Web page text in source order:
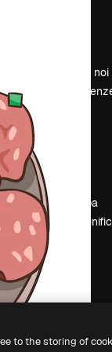
Lavora con noi
Cerca
Eventi
Vendi i tuoi
contenuti
Sala stampa
Cerchi
to the storing of